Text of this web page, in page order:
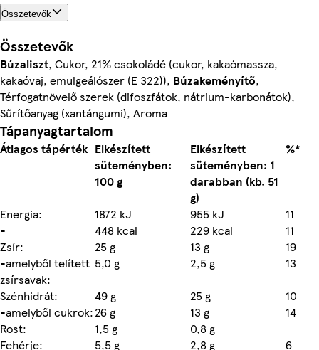
Összetevők
Összetevők
Búzaliszt, Cukor, 21% csokoládé (cukor, kakaómassza,
kakaóvaj, emulgeálószer (E 322)), Búzakeményítő,
Térfogatnövelő szerek (difoszfátok, nátrium-karbonátok),
Sűrítőanyag (xantángumi), Aroma
Tápanyagtartalom
Átlagos tápérték Elkészített
süteményben:
100 g
Elkészített
süteményben: 1
darabban (kb. 51
g)
%*
Energia: 1872 kJ 955 kJ
11
-
448 kcal 229 kcal
11
Zsír:
25 g 13 g
19
-amelyből telített
zsírsavak:
5,0 g 2,5 g
13
Szénhidrát:
49 g 25 g
10
-amelyből cukrok:26 g 13 g
14
Rost:
1,5 g
0,8 g
Fehérje:
5,5 g 2,8 g
6